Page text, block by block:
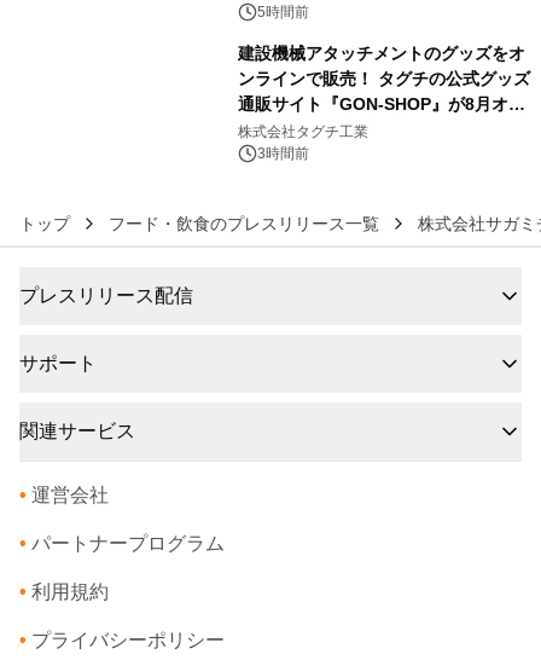
5時間前
建設機械アタッチメントのグッズをオ
ンラインで販売！ タグチの公式グッズ
通販サイト『GON-SHOP』が8月オー
プン
株式会社タグチ工業
3時間前
トップ フード・飲食のプレスリリース一覧 株式会社サガミ
プレスリリース配信
サポート
関連サービス
• 運営会社
• パートナープログラム
• 利用規約
• プライバシーポリシー